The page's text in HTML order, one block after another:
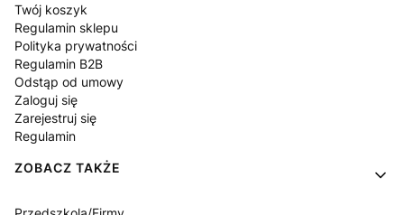
Twój koszyk
Regulamin sklepu
Polityka prywatności
Regulamin B2B
Odstąp od umowy
Zaloguj się
Zarejestruj się
Regulamin
ZOBACZ TAKŻE